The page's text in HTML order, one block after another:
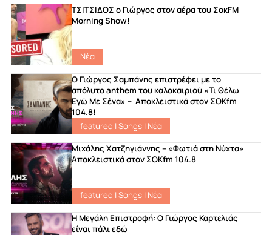
ΤΣΙΤΣΙΔΟΣ ο Γιώργος στον αέρα του ΣοκFM
Morning Show!
Νέα
Ο Γιώργος Σαμπάνης επιστρέφει με το
απόλυτο anthem του καλοκαιριού «Τι Θέλω
Εγώ Με Σένα» – Αποκλειστικά στον ΣΟΚfm
104.8!
featured |Songs| Νέα
Μιχάλης Χατζηγιάννης – «Φωτιά στη Νύχτα»
Αποκλειστικά στον ΣΟΚfm 104.8
featured |Songs| Νέα
Η Μεγάλη Επιστροφή: Ο Γιώργος Καρτελιάς
είναι πάλι εδώ